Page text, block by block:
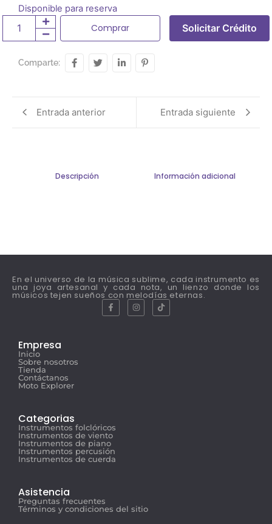
Disponible para reserva
Comprar Solicitar Crédito
Comparte:
Entrada anterior Entrada siguiente
Descripción Información adicional
En el universo de la música sublime, cada instrumento es
una joya artesanal y cada nota, un lienzo donde los
músicos tejen sueños con melodías eternas.
Empresa
Inicio
Sobre nosotros
Tienda
Contáctanos
Moto Explorer
Categorias
Instrumentos folclóricos
Instrumentos de viento
Instrumentos de piano
Instrumentos percusión
Instrumentos de cuerda
Asistencia
Preguntas frecuentes
Términos y condiciones del sitio